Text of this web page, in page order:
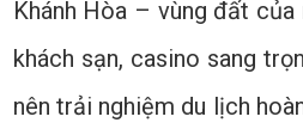
Khánh Hòa – vùng đất của
khách sạn, casino sang
nên trải nghiệm du lịch